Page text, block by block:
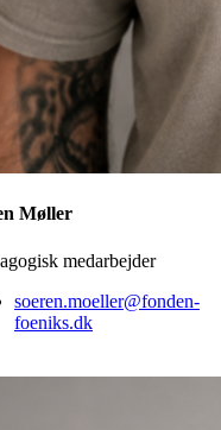
Møller
medarbejder
soeren.moeller@fonden-
foeniks.dk